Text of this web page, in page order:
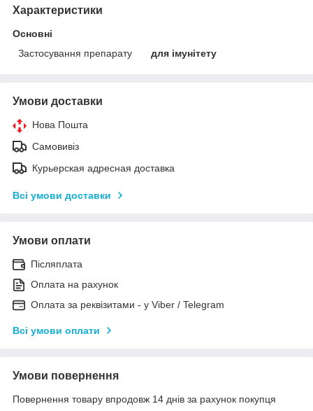
Характеристики
Основні
Застосування препарату
для імунітету
Умови доставки
Нова Пошта
Самовивіз
Курьерская адресная доставка
Всі умови доставки
Умови оплати
Післяплата
Оплата на рахунок
Оплата за реквізитами - у Viber / Telegram
Всі умови оплати
Умови повернення
Повернення товару впродовж 14 днів за рахунок покупця